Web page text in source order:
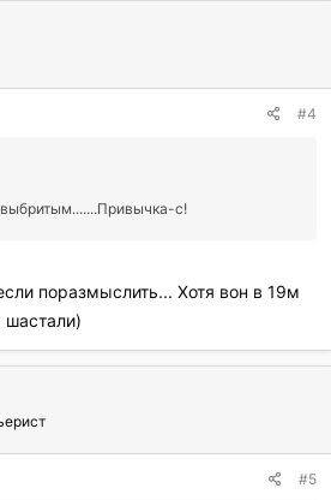
#4
с!
поразмыслить... Хотя вон в 19м
шастали)
#5